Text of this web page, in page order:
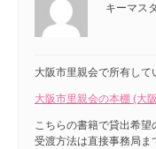
書
籍
の
ご
キーマス
大阪市里親会で所有して
大阪市里親会の本棚 (大
こちらの書籍で貸出希望
受渡方法は直接事務局ま